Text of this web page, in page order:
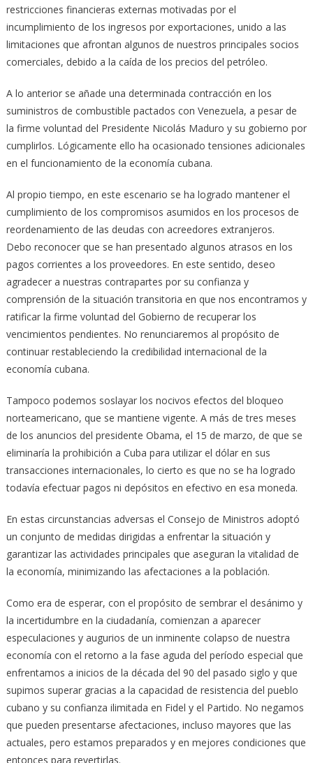
restricciones financieras externas motivadas por el
incumplimiento de los ingresos por exportaciones, unido a las
limitaciones que afrontan algunos de nuestros principales socios
comerciales, debido a la caída de los precios del petróleo.
A lo anterior se añade una determinada contracción en los
suministros de combustible pactados con Venezuela, a pesar de
la firme voluntad del Presidente Nicolás Maduro y su gobierno por
cumplirlos. Lógicamente ello ha ocasionado tensiones adicionales
en el funcionamiento de la economía cubana.
Al propio tiempo, en este escenario se ha logrado mantener el
cumplimiento de los compromisos asumidos en los procesos de
reordenamiento de las deudas con acreedores extranjeros.
Debo reconocer que se han presentado algunos atrasos en los
pagos corrientes a los proveedores. En este sentido, deseo
agradecer a nuestras contrapartes por su confianza y
comprensión de la situación transitoria en que nos encontramos y
ratificar la firme voluntad del Gobierno de recuperar los
vencimientos pendientes. No renunciaremos al propósito de
continuar restableciendo la credibilidad internacional de la
economía cubana.
Tampoco podemos soslayar los nocivos efectos del bloqueo
norteamericano, que se mantiene vigente. A más de tres meses
de los anuncios del presidente Obama, el 15 de marzo, de que se
eliminaría la prohibición a Cuba para utilizar el dólar en sus
transacciones internacionales, lo cierto es que no se ha logrado
todavía efectuar pagos ni depósitos en efectivo en esa moneda.
En estas circunstancias adversas el Consejo de Ministros adoptó
un conjunto de medidas dirigidas a enfrentar la situación y
garantizar las actividades principales que aseguran la vitalidad de
la economía, minimizando las afectaciones a la población.
Como era de esperar, con el propósito de sembrar el desánimo y
la incertidumbre en la ciudadanía, comienzan a aparecer
especulaciones y augurios de un inminente colapso de nuestra
economía con el retorno a la fase aguda del período especial que
enfrentamos a inicios de la década del 90 del pasado siglo y que
supimos superar gracias a la capacidad de resistencia del pueblo
cubano y su confianza ilimitada en Fidel y el Partido. No negamos
que pueden presentarse afectaciones, incluso mayores que las
actuales, pero estamos preparados y en mejores condiciones que
entonces para revertirlas.